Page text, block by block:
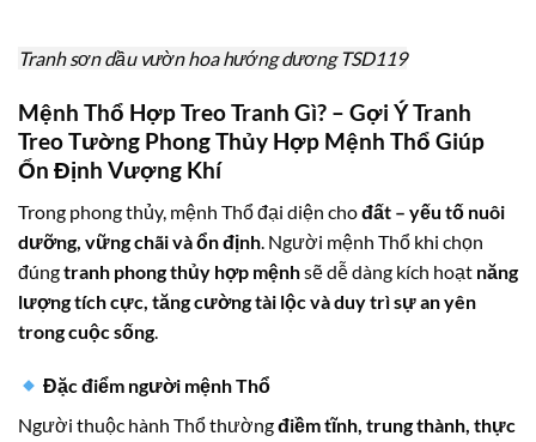
Tranh sơn dầu vườn hoa hướng dương TSD119
Mệnh Thổ Hợp Treo Tranh Gì? – Gợi Ý Tranh
Treo Tường Phong Thủy Hợp Mệnh Thổ Giúp
Ổn Định Vượng Khí
Trong phong thủy, mệnh Thổ đại diện chođất – yếu tố nuôi
dưỡng, vững chãi và ổn định . Người mệnh Thổ khi chọn
đúngtranh phong thủy hợp mệnhsẽ dễ dàng kích hoạt năng
lượng tích cực, tăng cường tài lộc và duy trì sự an yên
trong cuộc sống
Đặc điểm người mệnh Thổ
Người thuộc hành Thổ thườngđiềm tĩnh, trung thành, thực